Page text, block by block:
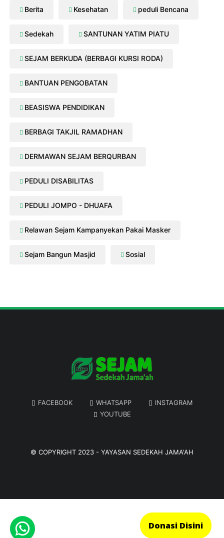
Berita Kesehatan peduli Bencana
Sedekah SANTUNAN YATIM PIATU
SEJAM BERKUDA (BERBAGI KURSI RODA)
BANTUAN PENGOBATAN
BEASISWA PENDIDIKAN
BERBAGI TAKJIL RAMADHAN
DERMAWAN SEJAM BERQURBAN
PEDULI DISABILITAS
PEDULI JOMPO - DHUAFA
Relawan Sejam Kampanyekan Pakai Masker
Sejam Bangun Masjid Sosial
FACEBOOK WHATSAPP
INSTAGRAM
YOUTUBE
© COPYRIGHT 2023 - YAYASAN SEDEKAH JAMA'AH
Donasi Disini